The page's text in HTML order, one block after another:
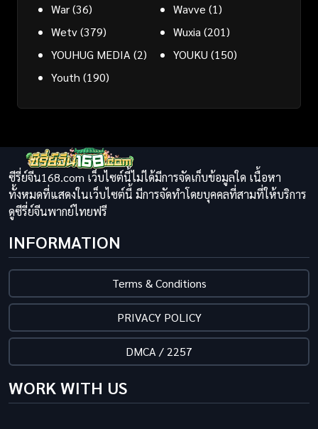
War(36) Wavve (1)
Wetv(379) Wuxia (201)
YOUHUG MEDIA (2) YOUKU (150)
Youth (190)
ซีรี่ย์จีน168.com เว็บไซต์นี้ไม่ได้มีการจัดเก็บข้อมูลใด เนื้อหา
ทั้งหมดที่แสดงในเว็บไซต์นี้ มีการจัดทำโดยบุคคลที่สามที่ให้บริการ
ดูซีรี่ย์จีนพากย์ไทยฟรี
INFORMATION
Terms & Conditions
PRIVACY POLICY
DMCA / 2257
WORK WITH US